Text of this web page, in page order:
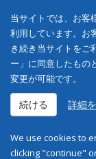
当サイトでは、お客
利用しています。お
き続き当サイトをご
ー」に同意したもの
変更が可能です。
続ける 詳細
We use cookies to
clicking "continue"